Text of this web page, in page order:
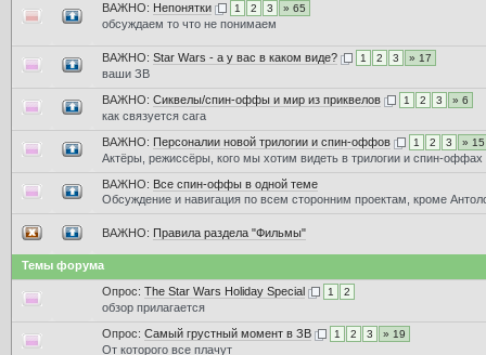
ВАЖНО: Непонятки 1 2 3 » 65
обсуждаем то что не понимаем
ВАЖНО: Star Wars - а у вас в каком виде? 1 2 3 » 17
ваши ЗВ
ВАЖНО: Сиквелы/спин-оффы и мир из приквелов 1 2 3 » 6
как связуется сага
ВАЖНО: Персоналии новой трилогии и спин-оффов 1 2 3 » 15
Актёры, режиссёры, кого мы хотим видеть в трилогии и спин-оффах
ВАЖНО: Все спин-оффы в одной теме
Обсуждение и навигация по всем сторонним проектам, кроме
ВАЖНО: Правила раздела "Фильмы"
Темы форума
Опрос: The Star Wars Holiday Special 1 2
обзор прилагается
Опрос: Самый грустный момент в ЗВ 1 2 3 » 19
От которого все плачут